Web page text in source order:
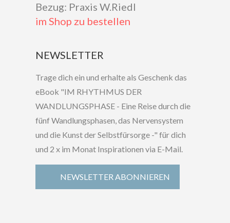
Bezug: Praxis W.Riedl
im Shop zu bestellen
NEWSLETTER
Trage dich ein und erhalte als Geschenk das
eBook "IM RHYTHMUS DER
WANDLUNGSPHASE - Eine Reise durch die
fünf Wandlungsphasen, das Nervensystem
und die Kunst der Selbstfürsorge -" für dich
und 2 x im Monat Inspirationen via E-Mail.
NEWSLETTER ABONNIEREN